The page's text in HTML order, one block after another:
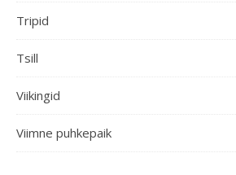
Tripid
Tsill
Viikingid
Viimne puhkepaik